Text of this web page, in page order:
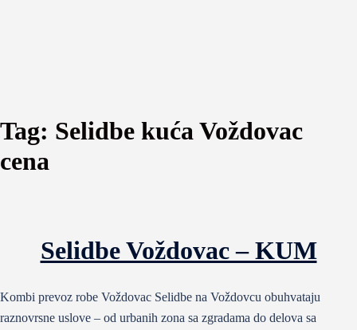
Tag: Selidbe kuća Voždovac
cena
Selidbe Voždovac – KUM
Kombi prevoz robe Voždovac Selidbe na Voždovcu obuhvataju
raznovrsne uslove – od urbanih zona sa zgradama do delova sa